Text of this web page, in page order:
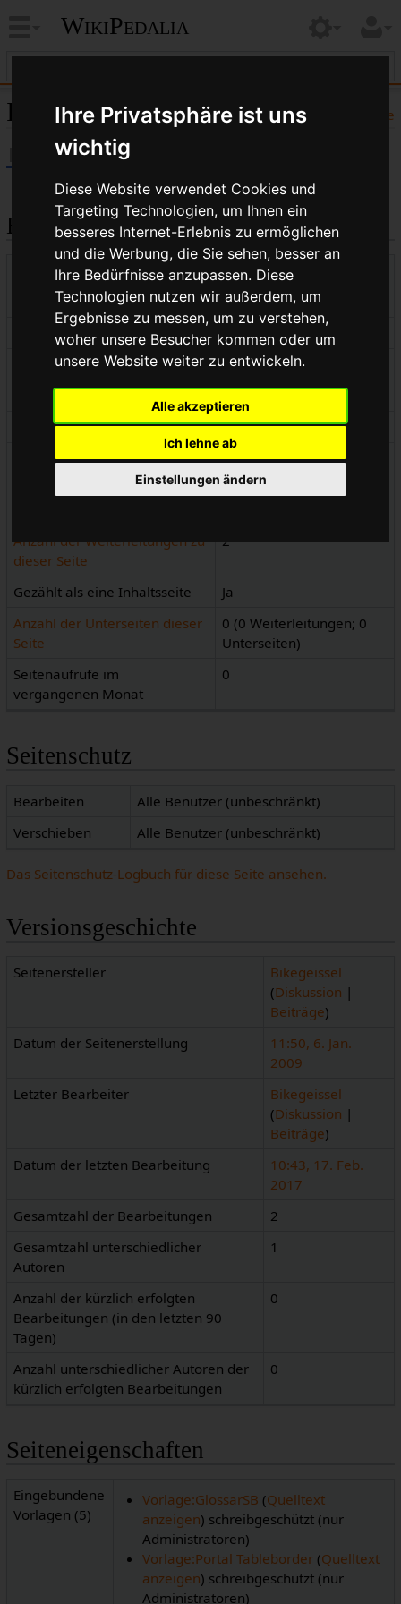
Ihre Privatsphäre ist uns
wichtig
Diese Website verwendet Cookies und
Targeting Technologien, um Ihnen ein
besseres Internet-Erlebnis zu ermöglichen
und die Werbung, die Sie sehen, besser an
Ihre Bedürfnisse anzupassen. Diese
Technologien nutzen wir außerdem, um
Ergebnisse zu messen, um zu verstehen,
woher unsere Besucher kommen oder um
unsere Website weiter zu entwickeln.
Alle akzeptieren
Ich lehne ab
Einstellungen ändern
WikiPedalia
Hilfe
Informationen zu „Gehrung“
Basisinformationen
Anzeigetitel
Gehrung
Standardsortierschlüssel
Gehrung
Seitenlänge (in Bytes)
1.248
Namensraumkennnummer
0
Seitenkennnummer
Seiteninhaltssprache
de - Deutsch
Seiteninhaltsmodell
Wikitext
Indizierung durch
Erlaubt
Anzahl der Weiterleitungen zu
dieser Seite
2
Gezählt als eine Inhaltsseite
Ja
Anzahl der Unterseiten dieser
Seite
0 (0 Weiterleitungen; 0
Unterseiten)
Seitenaufrufe im
vergangenen Monat
0
Seitenschutz
Bearbeiten
Alle Benutzer (unbeschränkt)
Verschieben
Alle Benutzer (unbeschränkt)
Das Seitenschutz-Logbuch für diese Seite ansehen.
Versionsgeschichte
Seitenersteller
Bikegeissel
(Diskussion |
Beiträge)
Datum der Seitenerstellung
11:50, 6. Jan.
2009
Letzter Bearbeiter
Bikegeissel
(Diskussion |
Beiträge)
Datum der letzten Bearbeitung
10:43, 17. Feb.
2017
Gesamtzahl der Bearbeitungen
2
Gesamtzahl unterschiedlicher
Autoren
1
Anzahl der kürzlich erfolgten
Bearbeitungen (in den letzten 90
Tagen)
0
Anzahl unterschiedlicher Autoren der
kürzlich erfolgten Bearbeitungen
0
Seiteneigenschaften
Eingebundene
Vorlagen (5)
Vorlage:GlossarSB (Quelltext
anzeigen) schreibgeschützt (nur
Administratoren)
Vorlage:Portal Tableborder(Quelltext
anzeigen) schreibgeschützt (nur
Administratoren)